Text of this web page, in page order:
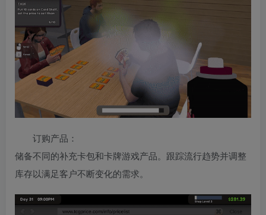
订购产品：
储备不同的补充卡包和卡牌游戏产品。跟踪流行趋势并调整
库存以满足客户不断变化的需求。